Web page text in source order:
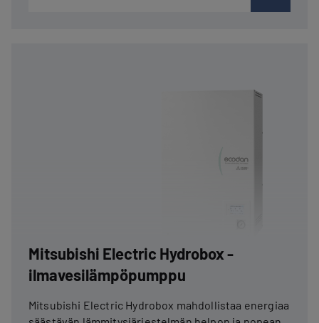
Mitsubishi Electric Hydrobox -
ilmavesilämpöpumppu
Mitsubishi Electric Hydrobox mahdollistaa energiaa